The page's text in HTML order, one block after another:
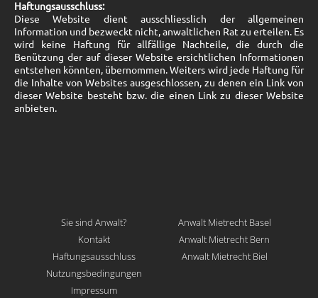
Haftungsausschluss:
Diese Website dient ausschliesslich der allgemeinen
Information und bezweckt nicht, anwaltlichen Rat zu erteilen. Es
wird keine Haftung für allfällige Nachteile, die durch die
Benützung der auf dieser Website ersichtlichen Informationen
entstehen könnten, übernommen. Weiters wird jede Haftung für
die Inhalte von Websites ausgeschlossen, zu denen ein Link von
dieser Website besteht bzw. die einen Link zu dieser Website
anbieten.
Sie sind Anwalt?
Kontakt
Haftungsausschluss
Nutzungsbedingungen
Impressum
Anwalt Mietrecht Basel
Anwalt Mietrecht Bern
Anwalt Mietrecht Biel